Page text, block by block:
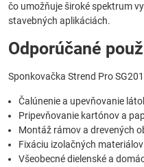
čo umožňuje široké spektrum
stavebných aplikáciách.
Odporúčané
Sponkovačka Strend Pro
Čalúnenie a upevňovanie
Pripevňovanie kartónov a
Montáž rámov a drevených
Fixáciu izolačných materiálov
Všeobecné dielenské a